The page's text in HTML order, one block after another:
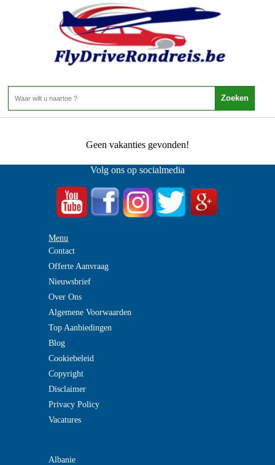
Portugal - Azoren - Santa Cruz
Home>
Santa Cruz 0 Aanbiedingen
Geen vakanties gevonden!
Volg ons op socialmedia
Menu
Contact
Offerte Aanvraag
Nieuwsbrief
Over Ons
Algemene Voorwaarden
Top Aanbiedingen
Blog
Cookiebeleid
Copyright
Disclaimer
Privacy Policy
Vacatures
Albanie